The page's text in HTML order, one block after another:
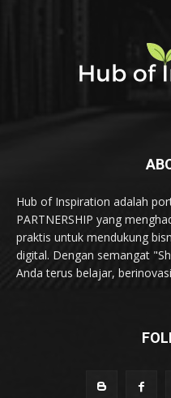
Hub of Inspiration adalah
PARTNERSHIP yang
praktis untuk mendukung
digital. Dengan semangat
Anda terus belajar,